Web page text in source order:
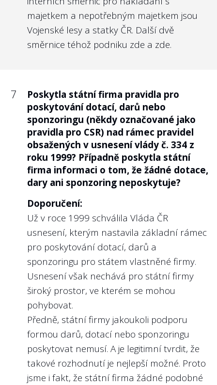
Česko nezveřejňovat, ledaže tyto odměny
byly již zveřejněny např. na webu
https://platy.hlidacstatu.cz/Urednici
Poskytnuté odměny managementu České
pošty:https://platyuredniku.hlidacstatu.cz/
Dovolíme si i příklad z Německa, kde se
státní firmy řídí i kodexemPublic Corporate
Governance Kodex des Bundes(viz kapitola
7). Zde příkladzveřejnění odměn u
představenstva a dozorčí rady Deutsche
Bahn.
Poskytla státní firma informace o
odměnách jednotlivých členů
představenstva, nebo širšího
managementu v případě státních
podniků?
Doporučení:
Platí obdobně doporučení jako k otázce č.
6.
Nejlépe to dělají v/ve:
majetkem a nepotřebným majetkem jsou
Vojenské lesy a statky ČR. Další dvě
směrnice téhož podniku zde a zde.
7
Poskytla státní firma pravidla pro
poskytování dotací, darů nebo
sponzoringu (někdy označované jako
pravidla pro CSR) nad rámec pravidel
obsažených v usnesení vlády č. 334 z
roku 1999? Případně poskytla státní
firma informaci o tom, že žádné dotace,
dary ani sponzoring neposkytuje?
Doporučení:
Už v roce 1999 schválila Vláda ČR
usnesení, kterým nastavila základní rámec
pro poskytování dotací, darů a
sponzoringu pro státem vlastněné firmy.
Usnesení však nechává pro státní firmy
široký prostor, ve kterém se mohou
pohybovat.
Předně, státní firmy jakoukoli podporu
formou darů, dotací nebo sponzoringu
poskytovat nemusí. A je legitimní tvrdit, že
takové rozhodnutí je nejlepší možné. Proto
jsme i fakt, že státní firma žádné podobné